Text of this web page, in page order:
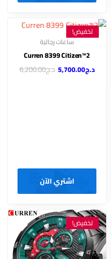
تخفيض!
ساعات رجالية
Curren 8399 Citizen™2
د.ج5,700.00 د.ج6,200.00
اشتري الآن
تخفيض!